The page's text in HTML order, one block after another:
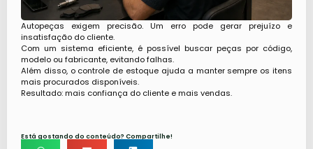
Autopeças exigem precisão. Um erro pode gerar prejuízo e
insatisfação do cliente.
Com um sistema eficiente, é possível buscar peças por código,
modelo ou fabricante, evitando falhas.
Além disso, o controle de estoque ajuda a manter sempre os itens
mais procurados disponíveis.
Resultado: mais confiança do cliente e mais vendas.
Está gostando do conteúdo? Compartilhe!